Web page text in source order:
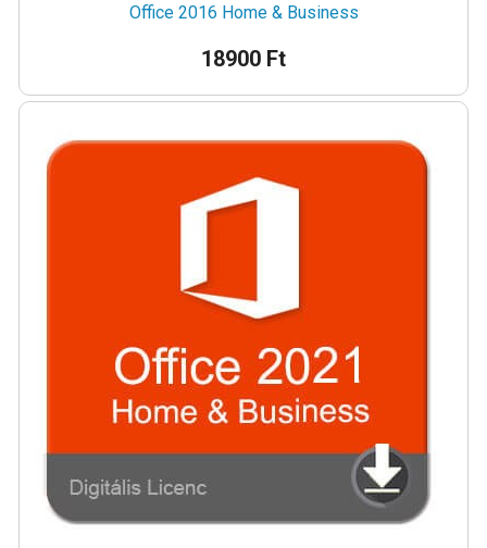
Office 2016 Home & Business
18900 Ft